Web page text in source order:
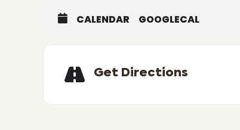
CALENDAR GOOGLECAL
Get Directions